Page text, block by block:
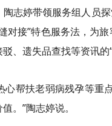
志婷带领服务组人员
对接”特色服务法，为
、遗失品查找等资讯
心帮扶老弱病残孕等重
。”陶志婷说。